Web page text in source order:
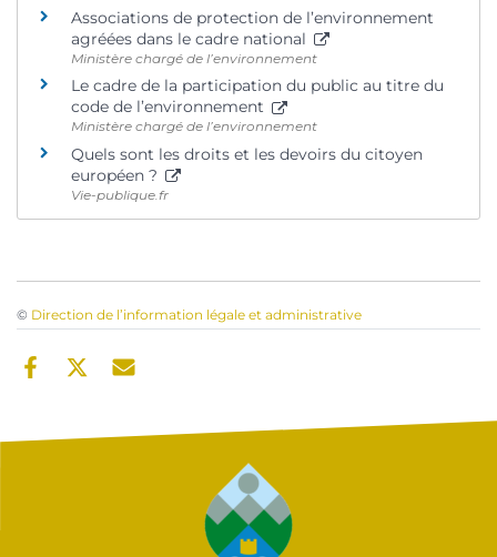
Associations de protection de l’environnement
agréées dans le cadre national
Ministère chargé de l’environnement
Le cadre de la participation du public au titre du
code de l’environnement
Ministère chargé de l’environnement
Quels sont les droits et les devoirs du citoyen
européen ?
Vie-publique.fr
© Direction de l’information légale et administrative